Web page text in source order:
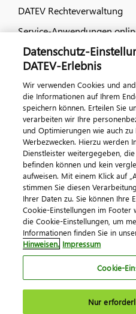
DATEV Rechteverwaltung
Service-Anwendungen
Dialog & Medien
Veranstaltungen
DATEV magazin
DATEV-Community
DATEV-Newsletter
Impressum
Datenschutz-
DATEV-Erlebnis
Wir verwenden Cookies und
die Informationen auf Ihrem
speichern können. Erteilen Sie
verarbeiten wir Ihre
und Optimierungen wie auch
Werbezwecken. Hierzu werden
Dienstleister weitergegeben,
befinden können und kein
aufweisen. Mit einem Klick auf
stimmen Sie diesen
Ihrer Daten zu. Sie können Ihre
Cookie-Einstellungen im Footer
die Cookie-Einstellungen, um
Informationen finden Sie in
Hinweisen. Impressum
Cookie-
Nur